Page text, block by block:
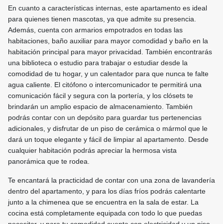
En cuanto a características internas, este apartamento es ideal
para quienes tienen mascotas, ya que admite su presencia.
Además, cuenta con armarios empotrados en todas las
habitaciones, baño auxiliar para mayor comodidad y baño en la
habitación principal para mayor privacidad. También encontrarás
una biblioteca o estudio para trabajar o estudiar desde la
comodidad de tu hogar, y un calentador para que nunca te falte
agua caliente. El citófono o intercomunicador te permitirá una
comunicación fácil y segura con la portería, y los clósets te
brindarán un amplio espacio de almacenamiento. También
podrás contar con un depósito para guardar tus pertenencias
adicionales, y disfrutar de un piso de cerámica o mármol que le
dará un toque elegante y fácil de limpiar al apartamento. Desde
cualquier habitación podrás apreciar la hermosa vista
panorámica que te rodea.
Te encantará la practicidad de contar con una zona de lavandería
dentro del apartamento, y para los días fríos podrás calentarte
junto a la chimenea que se encuentra en la sala de estar. La
cocina está completamente equipada con todo lo que puedas